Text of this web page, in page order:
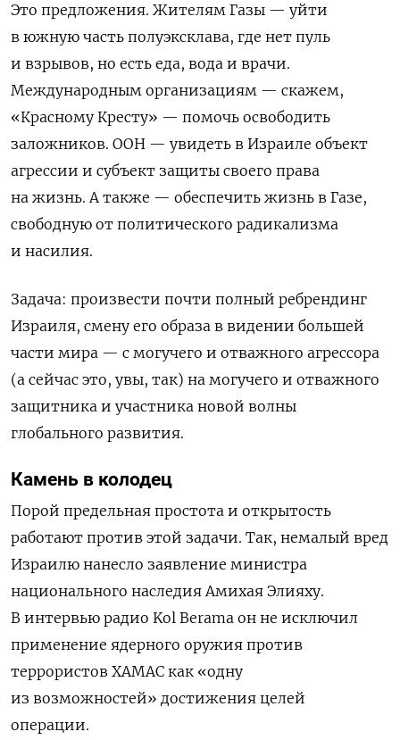
Это предложения. Жителям Газы — уйти
в южную часть полуэксклава, где нет пуль
и взрывов, но есть еда, вода и врачи.
Международным организациям — скажем,
«Красному Кресту» — помочь освободить
заложников. ООН — увидеть в Израиле объект
агрессии и субъект защиты своего права
на жизнь. А также — обеспечить жизнь в Газе,
свободную от политического радикализма
и насилия.
Задача: произвести почти полный ребрендинг
Израиля, смену его образа в видении большей
части мира — с могучего и отважного агрессора
(а сейчас это, увы, так) на могучего и отважного
защитника и участника новой волны
глобального развития.
Камень в колодец
Порой предельная простота и открытость
работают против этой задачи. Так, немалый вред
Израилю нанесло заявление министра
национального наследия Амихая Элияху.
В интервью радио Kol Berama он не исключил
применение ядерного оружия против
террористов ХАМАС как «одну
из возможностей» достижения целей
операции.